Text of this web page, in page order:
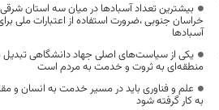
بیشترین تعداد آسبادها در میان سه استان
خراسان جنوبی ،ضرورت استفاده از اعتبارات ملی
آسبادها
یکی از سیاست‌های اصلی جهاد دانشگاهی
منطقه‌ای به ثروت و خدمت به مردم است
علم و فناوری باید در مسیر خدمت به انسان و
به کار گرفته شود